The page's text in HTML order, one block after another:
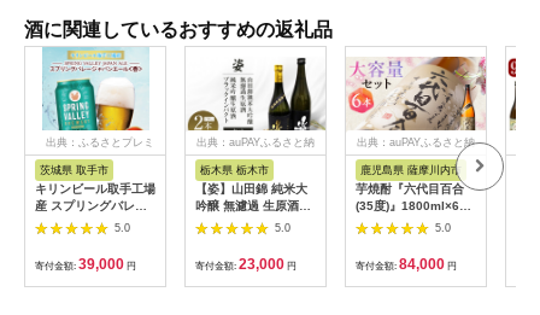
酒に関連しているおすすめの返礼品
出典：ふるさとプレミ
茨城県 取手市
キリンビール取手工場
産 スプリングバレー
ジャパンエール〈香〉
350ml缶-24本×2ケー
ス|KIRIN 麒麟 ビール
クラフトビール
SPRING VALLEY
5.0
寄付金額: 39,000 円
出典：auPAYふるさと納
栃木県 栃木市
【姿】山田錦 純米大
吟醸 無濾過 生原酒・
純米吟醸生原酒Black
Impact セット｜ お酒
さけ 日本酒 地酒 純米
大吟醸 無濾過 原酒 人
気 ギフト 栃木
5.0
寄付金額: 23,000 円
出典：auPAYふるさと納
税
鹿児島県 薩摩川内市
芋焼酎『六代目百合
(35度)』1800ml×6本
セット 塩田酒造 ISR-
5.0
寄付金額: 84,000 円